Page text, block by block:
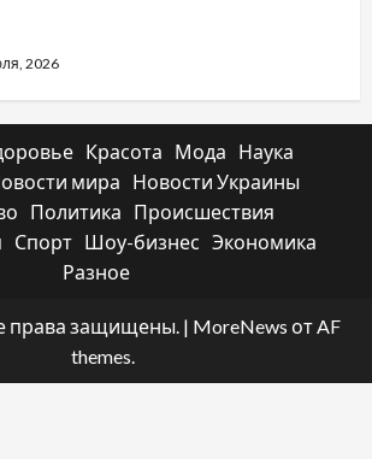
2026
Красота Мода
Наука
мира
Новости Украины
Политика
Происшествия
Спорт Шоу-бизнес Экономика
Разное
права защищены. | MoreNews от AF
themes.